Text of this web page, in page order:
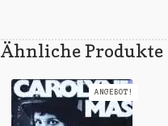
Ähnliche Produkte
ANGEBOT!